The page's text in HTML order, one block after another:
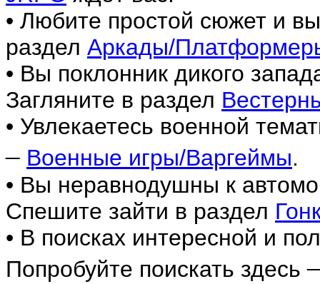
• Любите простой сюжет и
раздел Аркады/
• Вы поклонник дикого
Загляните в раздел
• Увлекаетесь военной
– Военные игры/Варгеймы.
• Вы неравнодушны к
Спешите зайти в раздел
• В поисках интересной и
Попробуйте поискать здесь